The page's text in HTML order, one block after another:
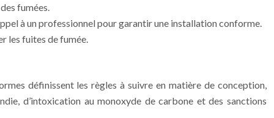
fumées.
à un professionnel pour garantir une installation conforme.
les fuites de fumée.
définissent les règles à suivre en matière de conception,
d’intoxication au monoxyde de carbone et des sanctions